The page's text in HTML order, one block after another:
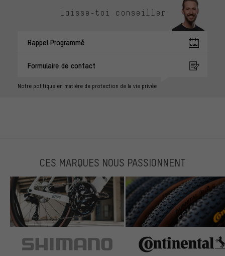
Laisse-toi conseiller
Rappel Programmé
Formulaire de contact
Notre politique en matière de protection de la vie privée
CES MARQUES NOUS PASSIONNENT